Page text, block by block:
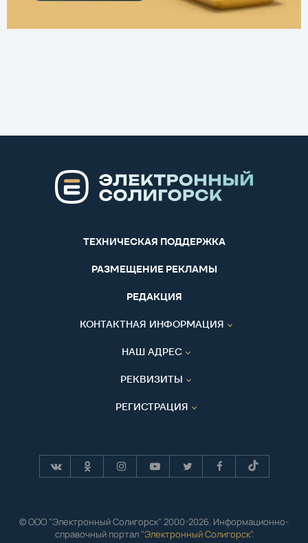
ТЕХНИЧЕСКАЯ ПОДДЕРЖКА
РАЗМЕЩЕНИЕ РЕКЛАМЫ
РЕДАКЦИЯ
КОНТАКТНАЯ ИНФОРМАЦИЯ
НАШ АДРЕС
РЕКВИЗИТЫ
РЕГИСТРАЦИЯ
© ООО "Электронный Солигорск" 2000-2026. Информационно-
справочный портал "Электронный Солигорск".